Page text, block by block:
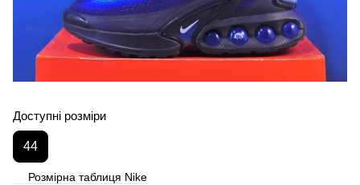
Доступні розміри
44
Розмірна таблиця Nike